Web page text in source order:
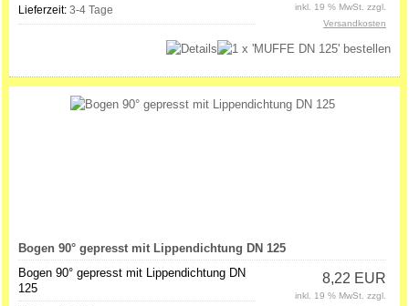
Lieferzeit: 3-4 Tage
inkl. 19 % MwSt. zzgl.
Versandkosten
Bogen 90° gepresst mit Lippendichtung DN 125
Bogen 90° gepresst mit Lippendichtung DN
125
8,22 EUR
inkl. 19 % MwSt. zzgl.